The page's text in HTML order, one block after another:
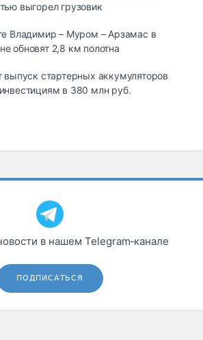
выгорел грузовик
Владимир – Муром – Арзамас в
обновят 2,8 км полотна
выпуск стартерных аккумуляторов
в 380 млн руб.
в нашем Telegram‑канале
ПОДПИСАТЬСЯ